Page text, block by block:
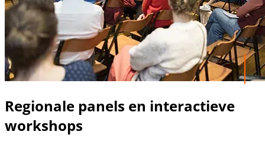
Regionale panels en interactieve
workshops